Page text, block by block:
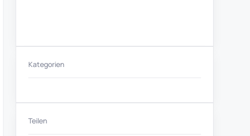
Kategorien
Teilen